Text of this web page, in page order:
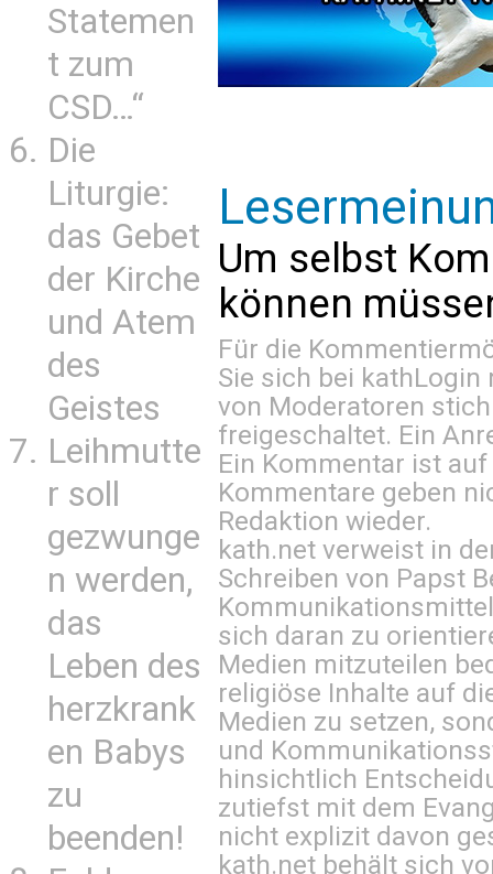
Statemen
t zum
CSD…“
Die
Liturgie:
das Gebet
der Kirche
und Atem
des
Geistes
Leihmutte
r soll
gezwunge
n werden,
das
Leben des
herzkrank
en Babys
zu
beenden!
Um selbst
können
Für die
Sie sich bei kathLogin
von Moderatoren
freigeschaltet. Ein
Ein Kommentar ist
Kommentare geben
Redaktion wieder.
kath.net verweist in
Schreiben von Papst
sich daran zu
Medien mitzuteilen
religiöse Inhalte auf
Medien zu setzen,
und
hinsichtlich
zutiefst mit dem
nicht explizit davon
kath.net behält sich